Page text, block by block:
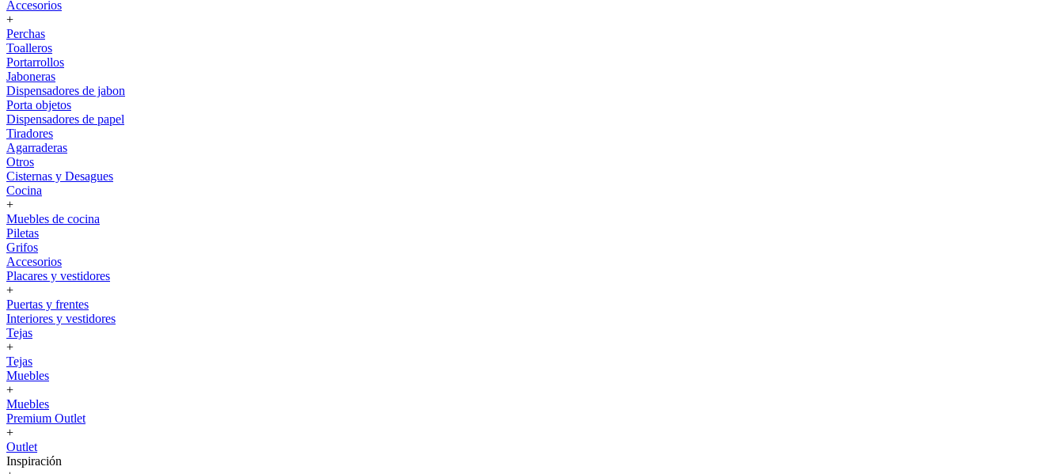
Accesorios
+
Perchas
Toalleros
Portarrollos
Jaboneras
Dispensadores de jabon
Porta objetos
Dispensadores de papel
Tiradores
Agarraderas
Otros
Cisternas y Desagues
Cocina
+
Muebles de cocina
Piletas
Grifos
Accesorios
Placares y vestidores
+
Puertas y frentes
Interiores y vestidores
Tejas
+
Tejas
Muebles
+
Muebles
Premium Outlet
+
Outlet
Inspiración